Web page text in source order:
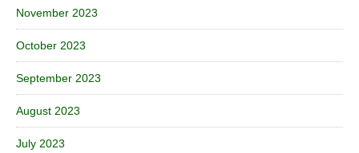
November 2023
October 2023
September 2023
August 2023
July 2023